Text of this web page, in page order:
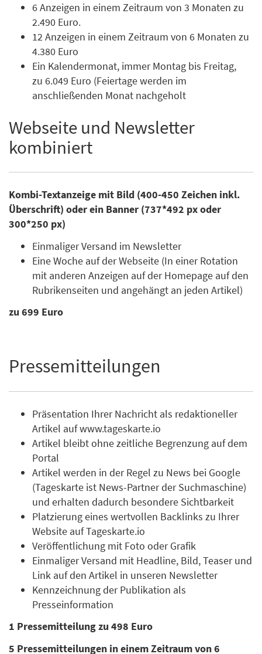
6 Anzeigen in einem Zeitraum von 3 Monaten zu
2.490 Euro.
12 Anzeigen in einem Zeitraum von 6 Monaten zu
4.380 Euro
Ein Kalendermonat, immer Montag bis Freitag,
zu 6.049 Euro (Feiertage werden im
anschließenden Monat nachgeholt
Webseite und Newsletter
kombiniert
Kombi-Textanzeige mit Bild (400-450 Zeichen inkl.
Überschrift) oder ein Banner (737*492 px oder
300*250 px)
Einmaliger Versand im Newsletter
Eine Woche auf der Webseite (In einer Rotation
mit anderen Anzeigen auf der Homepage auf den
Rubrikenseiten und angehängt an jeden Artikel)
zu 699 Euro
Pressemitteilungen
Präsentation Ihrer Nachricht als redaktioneller
Artikel auf www.tageskarte.io
Artikel bleibt ohne zeitliche Begrenzung auf dem
Portal
Artikel werden in der Regel zu News bei Google
(Tageskarte ist News-Partner der Suchmaschine)
und erhalten dadurch besondere Sichtbarkeit
Platzierung eines wertvollen Backlinks zu Ihrer
Website auf Tageskarte.io
Veröffentlichung mit Foto oder Grafik
Einmaliger Versand mit Headline, Bild, Teaser und
Link auf den Artikel in unseren Newsletter
Kennzeichnung der Publikation als
Presseinformation
1 Pressemitteilung zu 498 Euro
5 Pressemitteilungen in einem Zeitraum von 6